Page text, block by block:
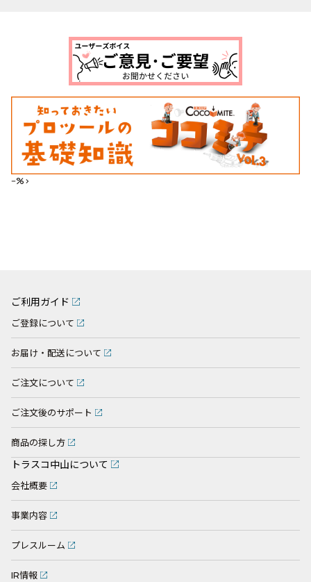
--%>
ご利用ガイド
ご登録について
お届け・配送について
ご注文について
ご注文後のサポート
商品の探し方
トラスコ中山について
会社概要
事業内容
プレスルーム
IR情報